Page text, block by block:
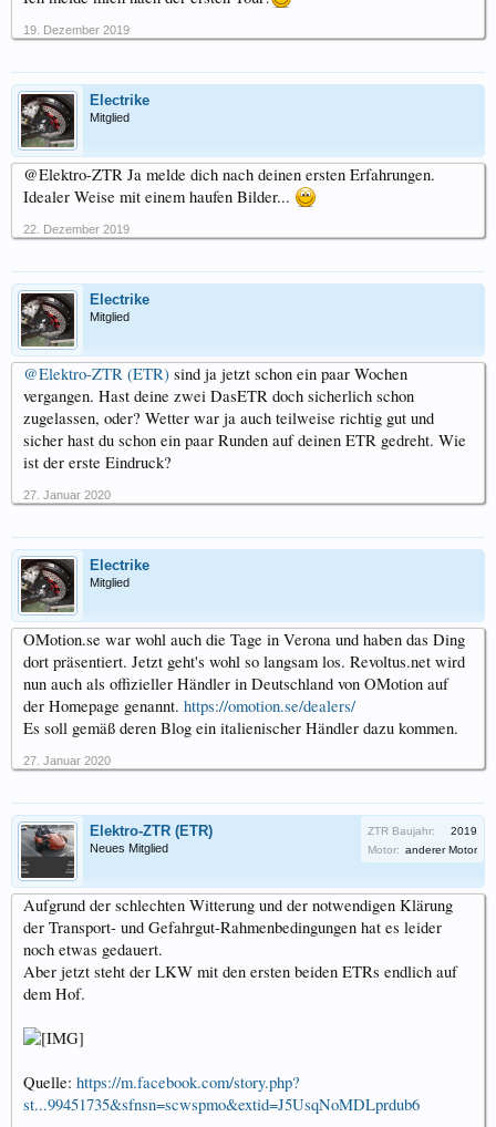
19. Dezember 2019
Electrike
Mitglied
@Elektro-ZTR Ja melde dich nach deinen ersten Erfahrungen.
Idealer Weise mit einem haufen Bilder...
22. Dezember 2019
Electrike
Mitglied
@Elektro-ZTR (ETR) sind ja jetzt schon ein paar Wochen
vergangen. Hast deine zwei DasETR doch sicherlich schon
zugelassen, oder? Wetter war ja auch teilweise richtig gut und
sicher hast du schon ein paar Runden auf deinen ETR gedreht. Wie
ist der erste Eindruck?
27. Januar 2020
Electrike
Mitglied
OMotion.se war wohl auch die Tage in Verona und haben das Ding
dort präsentiert. Jetzt geht's wohl so langsam los. Revoltus.net wird
nun auch als offizieller Händler in Deutschland von OMotion auf
der Homepage genannt. https://omotion.se/dealers/
Es soll gemäß deren Blog ein italienischer Händler dazu kommen.
27. Januar 2020
Elektro-ZTR (ETR)
Neues Mitglied
ZTR Baujahr:
2019
Motor: anderer Motor
Aufgrund der schlechten Witterung und der notwendigen Klärung
der Transport- und Gefahrgut-Rahmenbedingungen hat es leider
noch etwas gedauert.
Aber jetzt steht der LKW mit den ersten beiden ETRs endlich auf
dem Hof.
Quelle: https://m.facebook.com/story.php?
st...99451735&sfnsn=scwspmo&extid=J5UsqNoMDLprdub6